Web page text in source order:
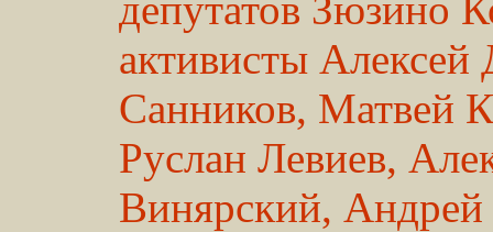
активисты
Санников, Матвей
Руслан Левиев,
Винярский,